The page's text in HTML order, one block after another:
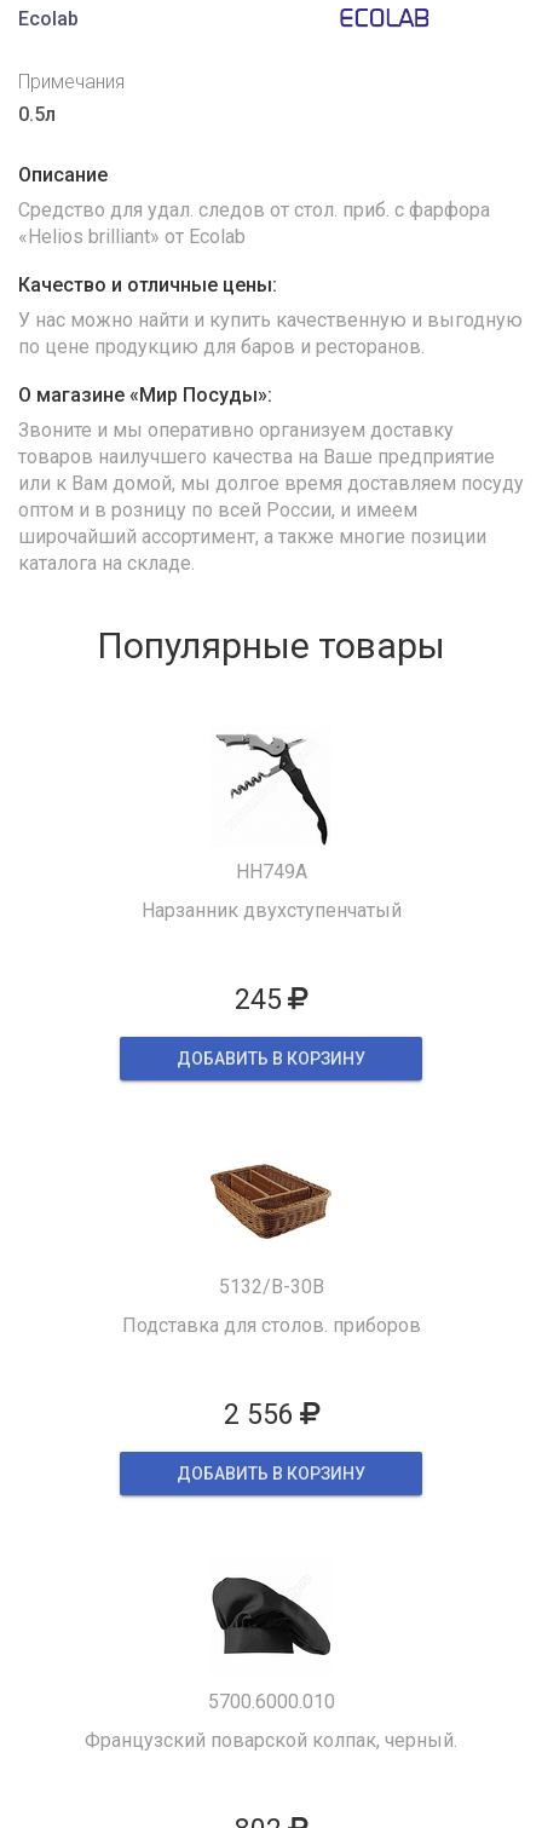
Ecolab
Примечания
0.5л
Описание
Средство для удал. следов от стол. приб. с фарфора
«Helios brilliant» от Ecolab
Качество и отличные цены:
У нас можно найти и купить качественную и выгодную
по цене продукцию для баров и ресторанов.
О магазине «Мир Посуды»:
Звоните и мы оперативно организуем доставку
товаров наилучшего качества на Ваше предприятие
или к Вам домой, мы долгое время доставляем посуду
оптом и в розницу по всей России, и имеем
широчайший ассортимент, а также многие позиции
каталога на складе.
Популярные товары
HH749A
Нарзанник двухступенчатый
245
ДОБАВИТЬ В КОРЗИНУ
5132/B-30B
Подставка для столов. приборов
2 556
ДОБАВИТЬ В КОРЗИНУ
5700.6000.010
Французский поварской колпак, черный.